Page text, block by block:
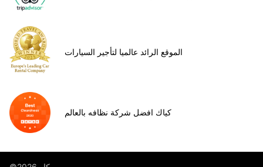
الموقع الرائد عالميا لتأجير السيارات
كياك افضل شركة نظافه بالعالم